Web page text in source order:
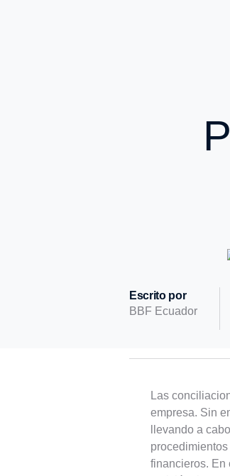
Escrito por
BBF Ecuador
Las
empresa. Sin
llevando a
financieros. En